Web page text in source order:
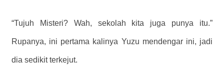
“Tujuh Misteri? Wah, sekolah kita juga punya itu.”
Rupanya, ini pertama kalinya Yuzu mendengar ini, jadi
dia sedikit terkejut.